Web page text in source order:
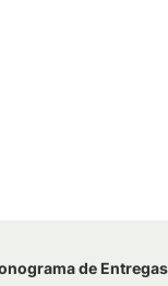
de